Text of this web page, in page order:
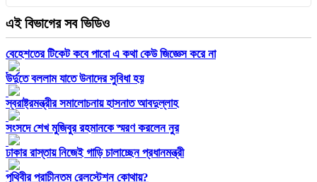
এই বিভাগের সব ভিডিও
বেহেশতের টিকেট কবে পাবো এ কথা কেউ জিজ্ঞেস করে না
উর্দুতে বললাম যাতে উনাদের সুবিধা হয়
স্বরাষ্ট্রমন্ত্রীর সমালোচনায় হাসনাত আবদুল্লাহ
সংসদে শেখ মুজিবুর রহমানকে স্মরণ করলেন নুর
ঢাকার রাস্তায় নিজেই গাড়ি চালাচ্ছেন প্রধানমন্ত্রী
পৃথিবীর প্রাচীনতম রেলস্টেশন কোথায়?